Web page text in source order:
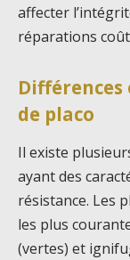
affecter
réparations
Différences
de placo
Il existe
ayant des
résistance. Les
les plus
(vertes) et